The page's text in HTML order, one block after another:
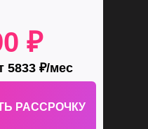
₽
5833 ₽/мес
РАССРОЧКУ